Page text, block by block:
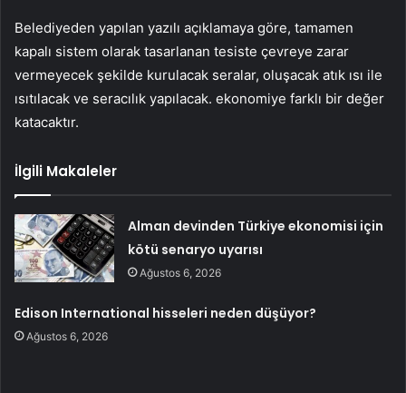
Belediyeden yapılan yazılı açıklamaya göre, tamamen
kapalı sistem olarak tasarlanan tesiste çevreye zarar
vermeyecek şekilde kurulacak seralar, oluşacak atık ısı ile
ısıtılacak ve seracılık yapılacak. ekonomiye farklı bir değer
katacaktır.
İlgili Makaleler
Alman devinden Türkiye ekonomisi için
kötü senaryo uyarısı
Ağustos 6, 2026
Edison International hisseleri neden düşüyor?
Ağustos 6, 2026